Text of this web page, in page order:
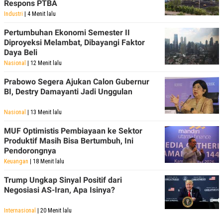
Respons PTBA
Industri | 4 Menit lalu
Pertumbuhan Ekonomi Semester II
Diproyeksi Melambat, Dibayangi Faktor
Daya Beli
Nasional | 12 Menit lalu
Prabowo Segera Ajukan Calon Gubernur
BI, Destry Damayanti Jadi Unggulan
Nasional | 13 Menit lalu
MUF Optimistis Pembiayaan ke Sektor
Produktif Masih Bisa Bertumbuh, Ini
Pendorongnya
Keuangan | 18 Menit lalu
Trump Ungkap Sinyal Positif dari
Negosiasi AS-Iran, Apa Isinya?
Internasional | 20 Menit lalu